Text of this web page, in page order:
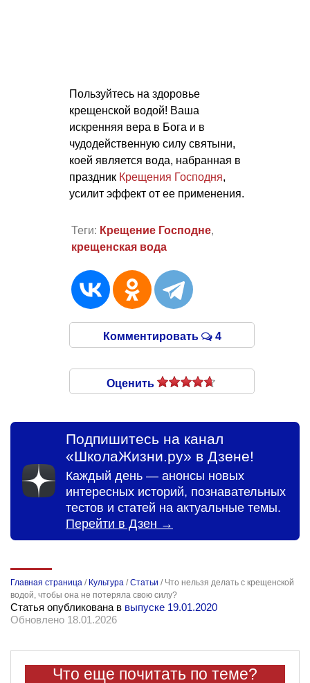
Пользуйтесь на здоровье
крещенской водой! Ваша
искренняя вера в Бога и в
чудодейственную силу святыни,
коей является вода, набранная в
праздник Крещения Господня,
усилит эффект от ее применения.
Теги: Крещение Господне,
крещенская вода
Комментировать 4
Оценить
Подпишитесь на канал
«ШколаЖизни.ру» в Дзене!
Каждый день — анонсы новых
интересных историй, познавательных
тестов и статей на актуальные темы.
Перейти в Дзен →
Главная страница / Культура /Статьи / Что нельзя делать с крещенской
водой, чтобы она не потеряла свою силу?
Статья опубликована в выпуске 19.01.2020
Обновлено 18.01.2026
Что еще почитать по теме?